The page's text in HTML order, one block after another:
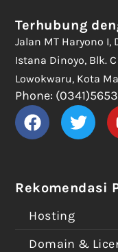
Rekomendasi
Hosting
Domain &
Terhubung
Jalan MT Haryono I,
Istana Dinoyo, Blk.
Lowokwaru, Kota
Phone: